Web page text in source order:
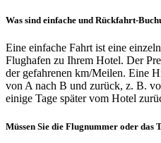
Was sind einfache und Rückfahrt-
Eine einfache Fahrt ist eine
Flughafen zu Ihrem Hotel. Der
der gefahrenen km/Meilen. Eine
von A nach B und zurück, z. B.
einige Tage später vom Hotel
Müssen Sie die Flugnummer oder das